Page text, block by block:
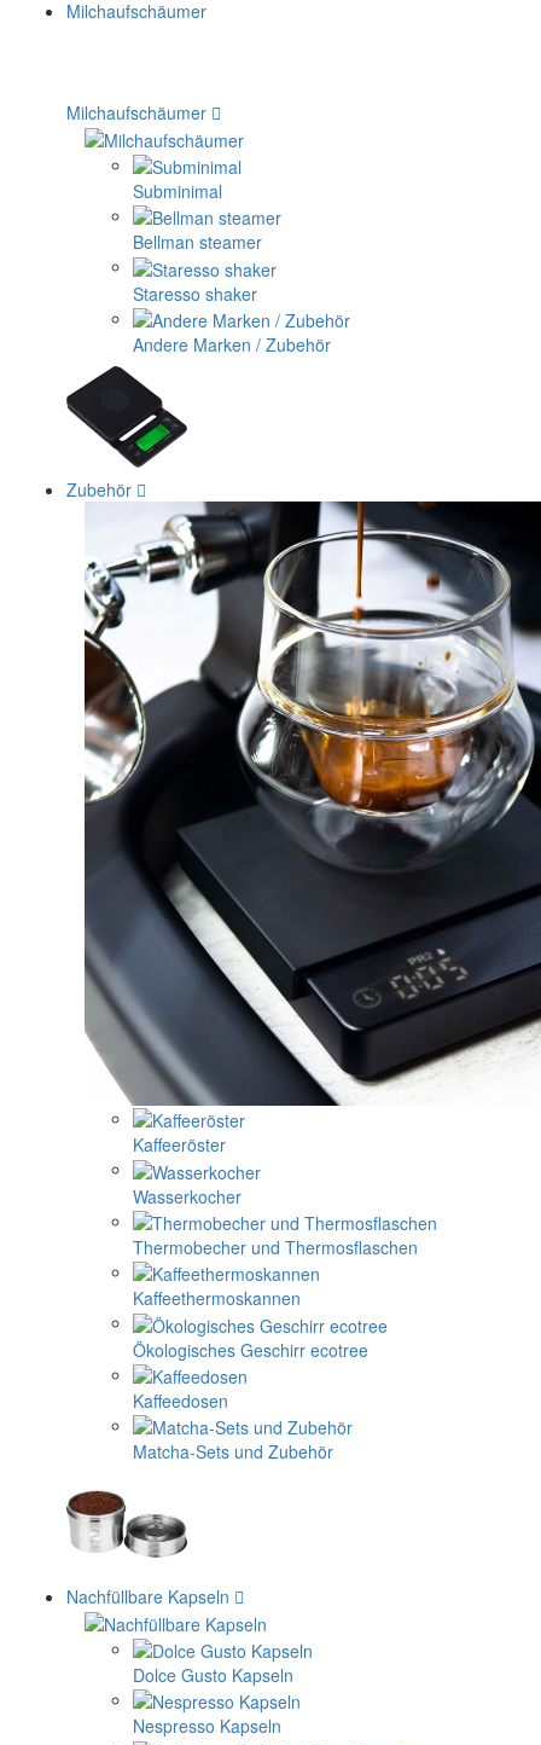
Milchaufschäumer
Subminimal
Bellman steamer
Staresso shaker
Andere Marken / Zubehör
Zubehör
Kaffeeröster
Wasserkocher
Thermobecher und Thermosflaschen
Kaffeethermoskannen
Ökologisches Geschirr ecotree
Kaffeedosen
Matcha-Sets und Zubehör
Nachfüllbare Kapseln
Dolce Gusto Kapseln
Nespresso Kapseln